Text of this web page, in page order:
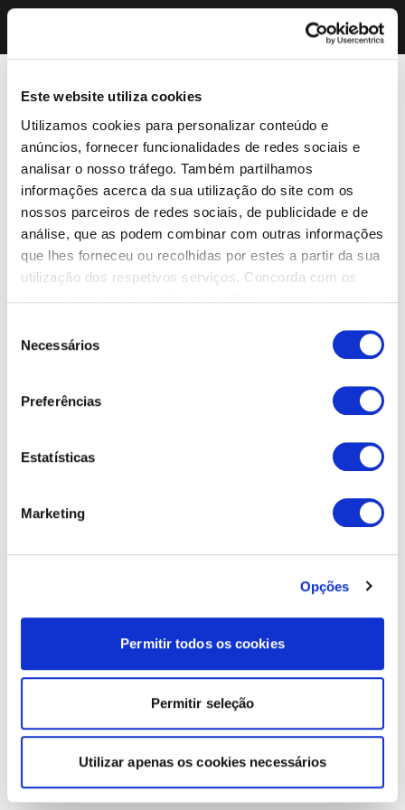
Este website utiliza cookies
Utilizamos cookies para personalizar conteúdo e
anúncios, fornecer funcionalidades de redes sociais e
analisar o nosso tráfego. Também partilhamos
informações acerca da sua utilização do site com os
nossos parceiros de redes sociais, de publicidade e de
análise, que as podem combinar com outras informações
que lhes forneceu ou recolhidas por estes a partir da sua
utilização dos respetivos serviços. Concorda com os
Necessários
Preferências
Estatísticas
Marketing
Opções
Permitir todos os cookies
Permitir seleção
Utilizar apenas os cookies necessários